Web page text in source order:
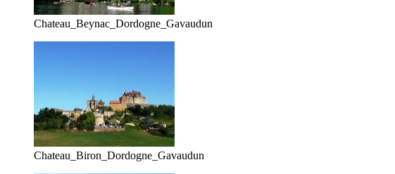
Chateau_Beynac_Dordogne_Gavaudun
Chateau_Biron_Dordogne_Gavaudun